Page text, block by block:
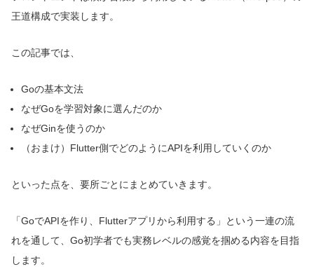
王道構成で実装します。
この記事では、
Goの基本文法
なぜGoを学習対象に選んだのか
なぜGinを使うのか
（おまけ）Flutter側でどのようにAPIを利用していくのか
といった点を、要所ごとにまとめていきます。
「GoでAPIを作り、Flutterアプリから利用する」という一連の流
れを通して、Go初学者でも実務レベルの感覚を掴める内容を目指
します。